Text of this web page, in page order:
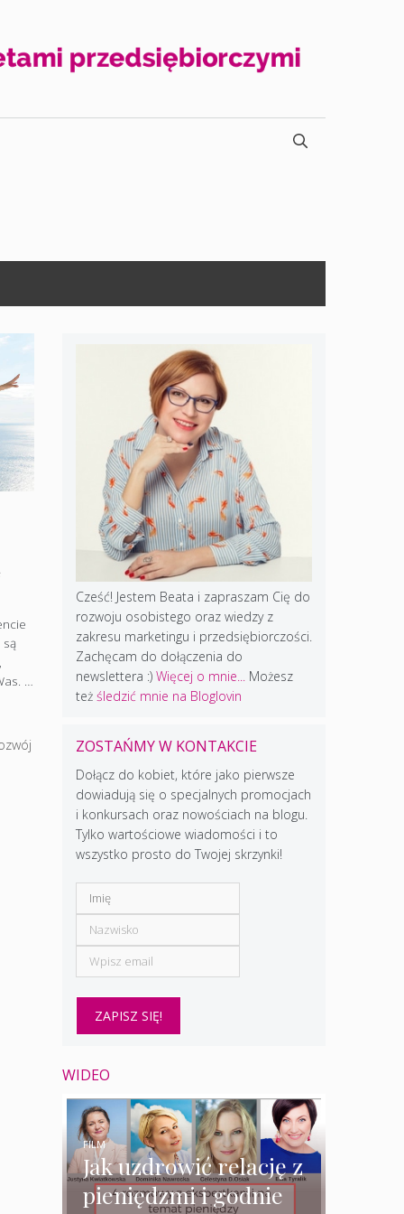
…
Cześć! Jestem Beata i zapraszam Cię do
rozwoju osobistego oraz wiedzy z
zakresu marketingu i przedsiębiorczości.
Zachęcam do dołączenia do
newslettera :) Więcej o mnie...
Możesz
też śledzić mnie na Bloglovin
ZOSTAŃMY W KONTAKCIE
Dołącz do kobiet, które jako pierwsze
dowiadują się o specjalnych promocjach
i konkursach oraz nowościach na blogu.
Tylko wartościowe wiadomości i to
wszystko prosto do Twojej skrzynki!
WIDEO
Jak uzdrowić relację z
pieniędzmi i godnie
FILM